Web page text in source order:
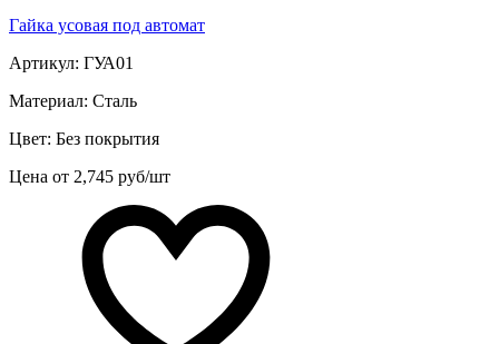
Гайка усовая под автомат
Артикул: ГУА01
Материал: Сталь
Цвет: Без покрытия
Цена от 2,745 руб/шт